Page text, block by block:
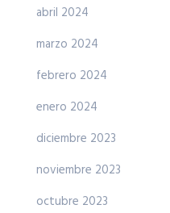
abril 2024
marzo 2024
febrero 2024
enero 2024
diciembre 2023
noviembre 2023
octubre 2023